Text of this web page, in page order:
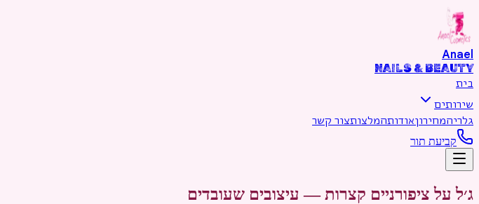
דילוג לתוכן הראשי
Anael
NAILS & BEAUTY
בית
שירותים
גלריהמחירוןאודותהמלצותצור קשר
קביעת תור
ג׳ל על ציפורניים קצרות — עיצובים שעובדים